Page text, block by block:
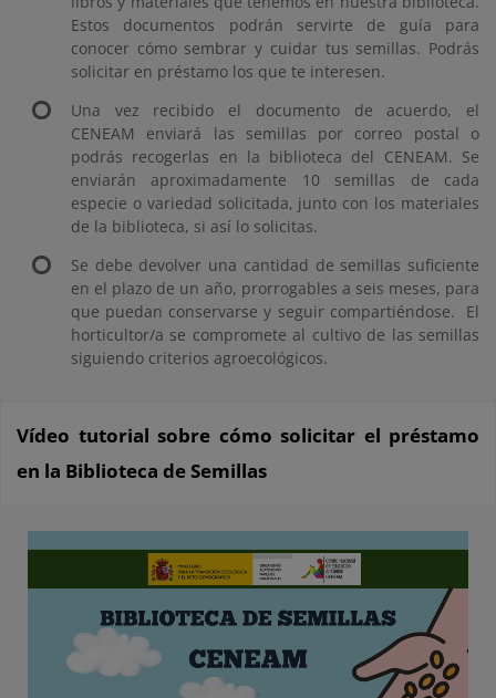
Estos documentos podrán servirte de guía para
conocer cómo sembrar y cuidar tus semillas. Podrás
solicitar en préstamo los que te interesen.
Una vez recibido el documento de acuerdo, el
CENEAM enviará las semillas por correo postal o
podrás recogerlas en la biblioteca del CENEAM. Se
enviarán aproximadamente 10 semillas de cada
especie o variedad solicitada, junto con los materiales
de la biblioteca, si así lo solicitas.
Se debe devolver una cantidad de semillas suficiente
en el plazo de un año, prorrogables a seis meses, para
que puedan conservarse y seguir compartiéndose. El
horticultor/a se compromete al cultivo de las semillas
siguiendo criterios agroecológicos.
Vídeo tutorial sobre cómo solicitar el préstamo
en la Biblioteca de Semillas